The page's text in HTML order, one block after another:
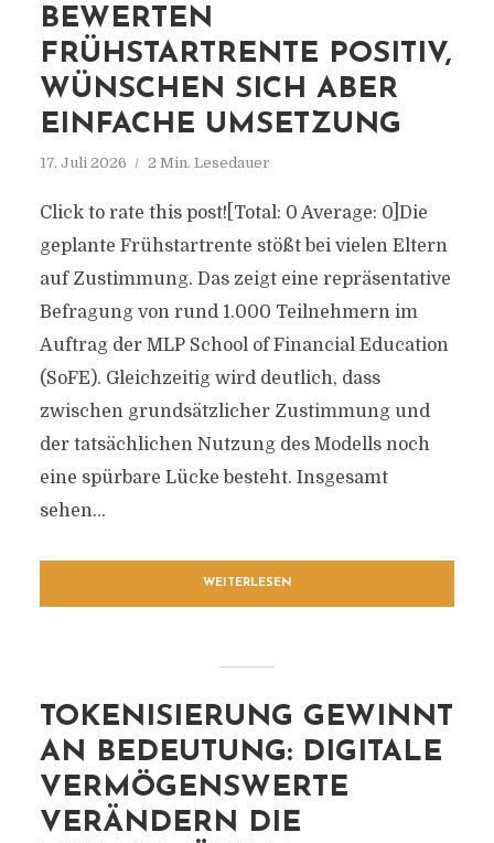
BEWERTEN
FRÜHSTARTRENTE POSITIV,
WÜNSCHEN SICH ABER
EINFACHE UMSETZUNG
17. Juli 2026 2 Min. Lesedauer
Click to rate this post![Total: 0 Average: 0]Die
geplante Frühstartrente stößt bei vielen Eltern
auf Zustimmung. Das zeigt eine repräsentative
Befragung von rund 1.000 Teilnehmern im
Auftrag der MLP School of Financial Education
(SoFE). Gleichzeitig wird deutlich, dass
zwischen grundsätzlicher Zustimmung und
der tatsächlichen Nutzung des Modells noch
eine spürbare Lücke besteht. Insgesamt
sehen...
WEITERLESEN
TOKENISIERUNG GEWINNT
AN BEDEUTUNG: DIGITALE
VERMÖGENSWERTE
VERÄNDERN DIE